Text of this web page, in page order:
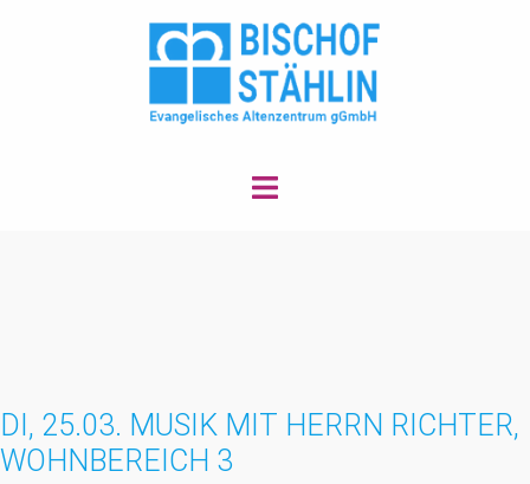
Menü
DI, 25.03. MUSIK MIT HERRN RICHTER,
WOHNBEREICH 3